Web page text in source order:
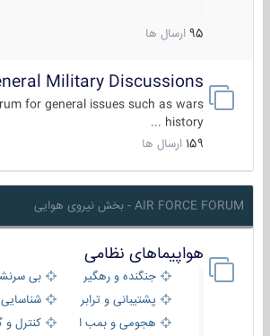
95 ارسال ها
Military Discussions
for general issues such as wars
history ...
159 ارسال ها
AIR FORCE FORUM - بخش نیروی هوایی
هواپیماهای نظامی
جنگنده و رهگیر
بی
پشتیبانی و ترابری
شناسایی
هجومی و بمب افکن
کنترل و